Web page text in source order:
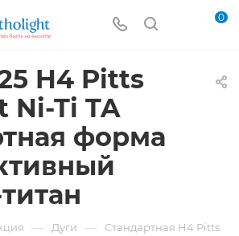
0
H4 Pitts
Ni-Ti TA
форма
— Дуги — Стандартная H4 Pitts